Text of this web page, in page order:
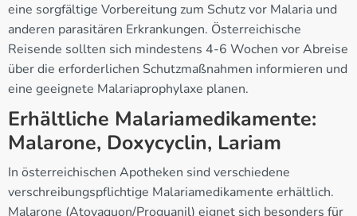
eine sorgfältige Vorbereitung zum Schutz vor Malaria und
anderen parasitären Erkrankungen. Österreichische
Reisende sollten sich mindestens 4-6 Wochen vor Abreise
über die erforderlichen Schutzmaßnahmen informieren und
eine geeignete Malariaprophylaxe planen.
Erhältliche Malariamedikamente:
Malarone, Doxycyclin, Lariam
In österreichischen Apotheken sind verschiedene
verschreibungspflichtige Malariamedikamente erhältlich.
Malarone (Atovaquon/Proguanil) eignet sich besonders für